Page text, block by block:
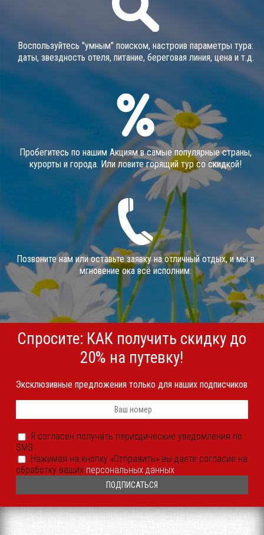
Воспользуйтесь "умным" поиском, настроив параметры тура:
даты, звездность отеля, питание, береговая линия, цена и т.д.
Пробегитесь по нашим Акциям в самые популярные страны,
курорты и города. Или ловите горящий тур со скидкой!
Позвоните нам или оставьте заявку на отличный отдых, и мы в
мгновение ока всё исполним.
Спросите: КАК получить скидку до
20% на путевку!
Эксклюзивные предложения только для наших подписчиков
Телефон
*
согласен
получать
периодические
уведомления
SMS
иным
способом
*
Я согласен получать периодические уведомления по
SMS
Согласие
на
обработку
*
Нажимая на кнопку «Отправить» вы даете согласие на
обработку ваших персональных данных